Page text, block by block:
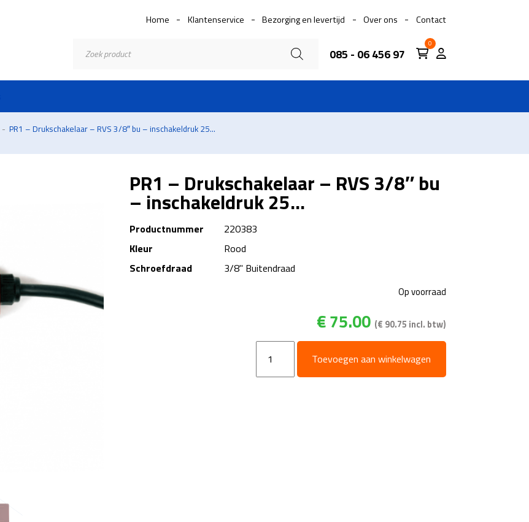
Home Klantenservice Bezorging en levertijd Over ons Contact
zoeken 085 - 06 456 97
0
- PR1 – Drukschakelaar – RVS 3/8″ bu – inschakeldruk 25...
PR1 – Drukschakelaar – RVS 3/8″ bu
– inschakeldruk 25...
Productnummer
220383
Kleur
Rood
Schroefdraad
3/8" Buitendraad
€75.00 (€ 90.75 incl. btw)
Op voorraad
Drukschakelaar
Toevoegen aan winkelwagen